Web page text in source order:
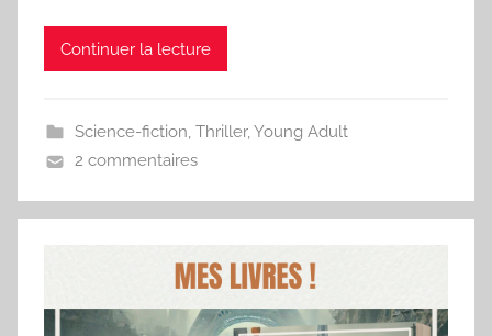
Continuer la lecture
Science-fiction, Thriller,Young Adult
2 commentaires